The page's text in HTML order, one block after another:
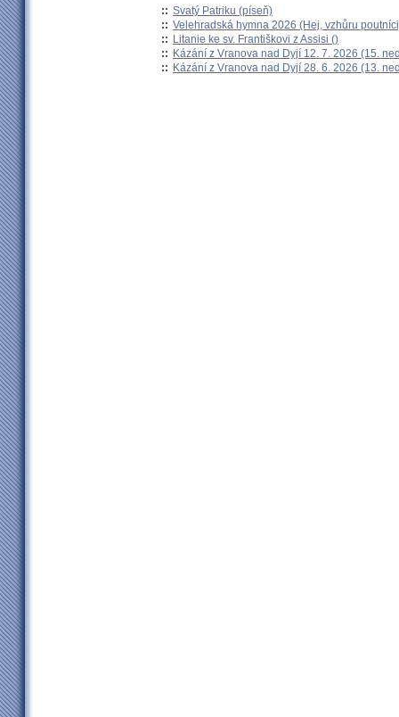
:: Svatý Patriku (píseň)
:: Velehradská hymna 2026 (Hej, vzhůru
:: Litanie ke sv. Františkovi z Assisi ()
:: Kázání z Vranova nad Dyjí 12. 7. 2026 (15.
:: Kázání z Vranova nad Dyjí 28. 6. 2026 (13.